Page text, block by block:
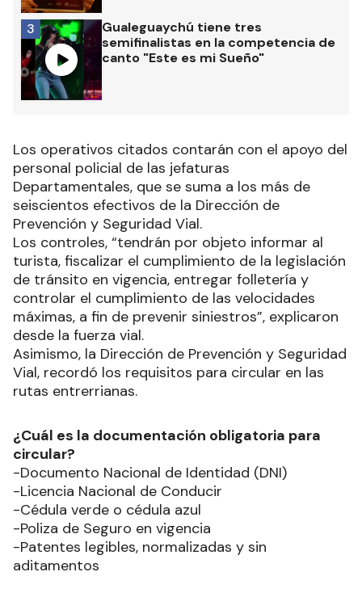
Gualeguaychú tiene tres
semifinalistas en la competencia de
canto "Este es mi Sueño"
3
Los operativos citados contarán con el apoyo del
personal policial de las jefaturas
Departamentales, que se suma a los más de
seiscientos efectivos de la Dirección de
Prevención y Seguridad Vial.
Los controles, “tendrán por objeto informar al
turista, fiscalizar el cumplimiento de la legislación
de tránsito en vigencia, entregar folletería y
controlar el cumplimiento de las velocidades
máximas, a fin de prevenir siniestros”, explicaron
desde la fuerza vial.
Asimismo, la Dirección de Prevención y Seguridad
Vial, recordó los requisitos para circular en las
rutas entrerrianas.
¿Cuál es la documentación obligatoria para
circular?
-Documento Nacional de Identidad (DNI)
-Licencia Nacional de Conducir
-Cédula verde o cédula azul
-Poliza de Seguro en vigencia
-Patentes legibles, normalizadas y sin
aditamentos